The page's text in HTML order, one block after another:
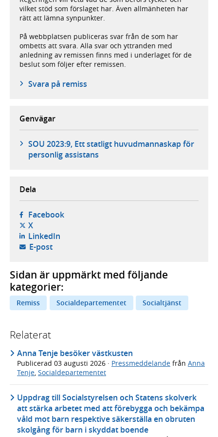
vilket stöd som förslaget har. Även allmänheten har
rätt att lämna synpunkter.
På webbplatsen publiceras svar från de som har
ombetts att svara. Alla svar och yttranden med
anledning av remissen finns med i underlaget för de
beslut som följer efter remissen.
Svara på remiss
Genvägar
SOU 2023:9, Ett statligt huvudmannaskap för
personlig assistans
Dela
Facebook- öppnas i ny flik, extern webbplats,
X- öppnas i ny flik, extern webbplats,
LinkedIn- öppnas i ny flik, extern webbplats,
E-post- öppnar din e-postklient,
Sidan är uppmärkt med följande
kategorier:
Remiss Socialdepartementet Socialtjänst
Relaterat
Anna Tenje besöker västkusten
Publicerad 03 augusti 2026 · Pressmeddelande från Anna
Tenje Socialdepartementet
Uppdrag till Socialstyrelsen och Statens skolverk
att stärka arbetet med att förebygga och bekämpa
våld mot barn respektive säkerställa en obruten
skolgång för barn i skyddat boende